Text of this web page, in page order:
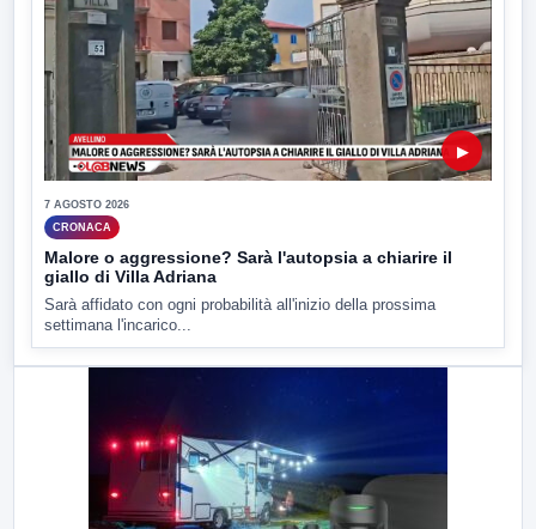
▶
7 AGOSTO 2026
CRONACA
Malore o aggressione? Sarà l'autopsia a chiarire il
giallo di Villa Adriana
Sarà affidato con ogni probabilità all'inizio della prossima
settimana l'incarico...